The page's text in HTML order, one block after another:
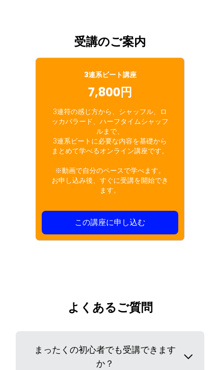
受講のご案内
3連系ビート講座
7,800円
3連符の感じ方から、シャッフル、ロ
ッカバラード、ハーフタイムシャッフ
ルまで、
3連系ビートに必要な内容を基礎から
まとめて学べるオンライン講座です。
※動画で自分のペースで学べます。
お申し込み後、すぐに受講を開始でき
ます。
この講座に申し込む
よくあるご質問
まったくの初心者でも受講できます
か？